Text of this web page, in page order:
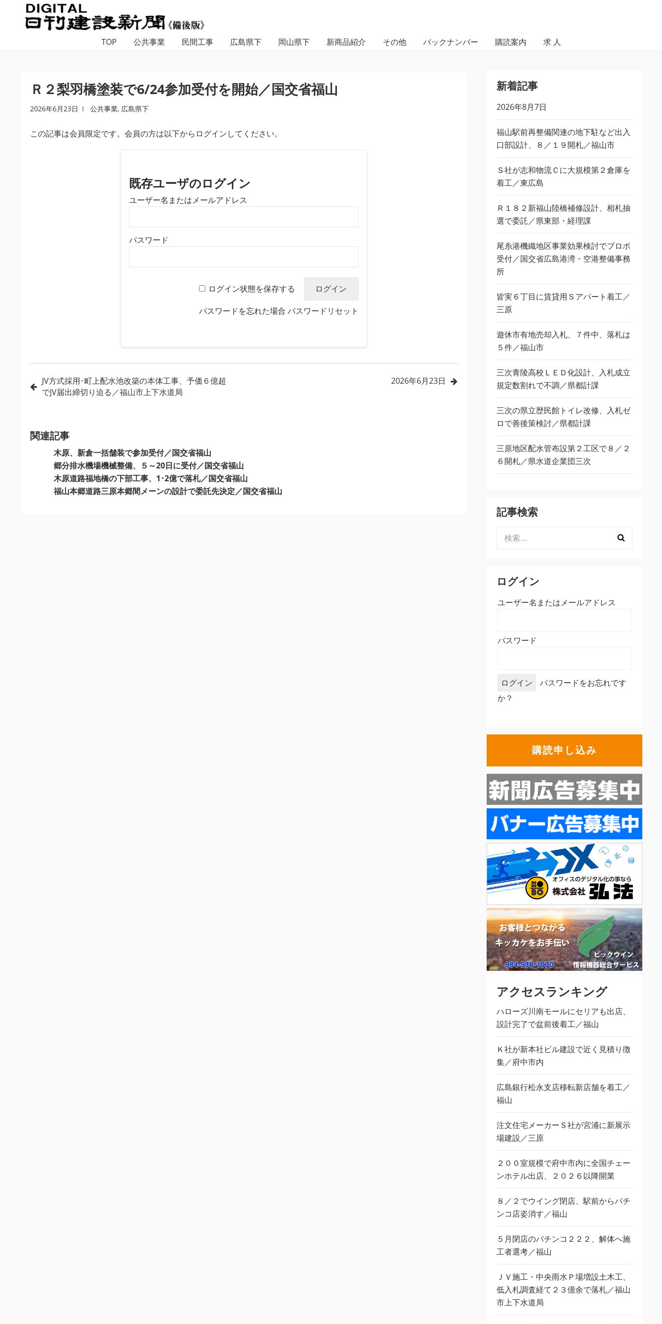
ナ
ビ
ゲ
コ
ン
テ
TOP 公共事業 民間工事 広島県下 岡山県下 新商品紹介 その他 バックナンバー 購読案内 求 人
Ｒ２梨羽橋塗装で6/24参加受付を開始／国交省福山
2026年6月23日 公共事業, 広島県下
この記事は会員限定です。会員の方は以下からログインしてください。
既存ユーザのログイン
ユーザー名またはメールアドレス
パスワード
ログイン状態を保存する
パスワードを忘れた場合パスワードリセット
投
ゲ
JV方式採用･町上配水池改築の本体工事、予価６億超
でJV届出締切り迫る／福山市上下水道局
2026年6月23日
関連記事
木原、新倉一括舗装で参加受付／国交省福山
郷分排水機場機械整備、５～20日に受付／国交省福山
木原道路福地橋の下部工事、1･2億で落札／国交省福山
福山本郷道路三原本郷間メーンの設計で委託先決定／国交省福山
新着記事
2026年8月7日
福山駅前再整備関連の地下駐など出入
口部設計、８／１９開札／福山市
Ｓ社が志和物流Ｃに大規模第２倉庫を
着工／東広島
Ｒ１８２新福山陸橋補修設計、相札抽
選で委託／県東部・経理課
尾糸港機織地区事業効果検討でプロポ
受付／国交省広島港湾・空港整備事務
所
皆実６丁目に賃貸用Ｓアパート着工／
三原
遊休市有地売却入札、７件中、落札は
５件／福山市
三次青陵高校ＬＥＤ化設計、入札成立
規定数割れで不調／県都計課
三次の県立歴民館トイレ改修、入札ゼ
ロで善後策検討／県都計課
三原地区配水管布設第２工区で８／２
６開札／県水道企業団三次
記事検索
索:
ログイン
ユーザー名またはメールアドレス
パスワード
パスワードをお忘れです
か？
購読申し込み
アクセスランキング
ハローズ川南モールにセリアも出店、
設計完了で盆前後着工／福山
Ｋ社が新本社ビル建設で近く見積り徴
集／府中市内
広島銀行松永支店移転新店舗を着工／
福山
注文住宅メーカーＳ社が宮浦に新展示
場建設／三原
２００室規模で府中市内に全国チェー
ンホテル出店、２０２６以降開業
８／２でウイング閉店、駅前からパチ
ンコ店姿消す／福山
５月閉店のパチンコ２２２、解体へ施
工者選考／福山
ＪＶ施工・中央雨水Ｐ場増設土木工、
低入札調査経て２３億余で落札／福山
市上下水道局